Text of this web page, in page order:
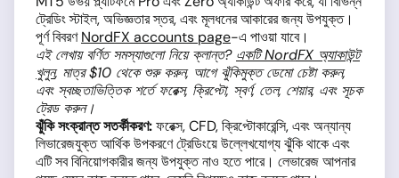
ট্রেডিং স্টাইল, অভিজ্ঞতার স্তর, এবং মূলধনের আকারের জন্য উপযুক্ত।
পূর্ণ বিবরণNordFX accounts page-এ পাওয়া যাবে।
এই লেখায় বর্ণিত সমস্যাগুলো নিয়ে ক্লান্ত? একটি NordFX অ্যাকাউন্ট
খুলুন, মাত্র $10 থেকে শুরু করুন, আগে ঝুঁকিমুক্ত ডেমো চেষ্টা করুন,
এবং স্বচ্ছতাভিত্তিক শর্তে ফরেক্স, ক্রিপ্টো, স্বর্ণ, তেল, শেয়ার, এবং সূচক
ট্রেড করুন।
ঝুঁকি সংক্রান্ত সতর্কীকরণ:ফরেক্স, CFD, ক্রিপ্টোকারেন্সি, এবং অন্যান্য
লিভারেজযুক্ত আর্থিক উপকরণে ট্রেডিংয়ে উল্লেখযোগ্য ঝুঁকি থাকে এবং
এটি সব বিনিয়োগকারীর জন্য উপযুক্ত নাও হতে পারে। লেভারেজ আপনার